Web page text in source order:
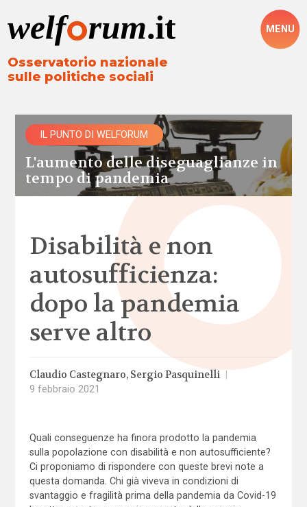
Osservatorio nazionale
sulle politiche sociali
MENU
IL PUNTO DI WELFORUM
L'aumento delle diseguaglianze in
tempo di pandemia
Disabilità e non
autosufficienza:
dopo la pandemia
serve altro
Claudio Castegnaro Sergio Pasquinelli
9 febbraio 2021
Quali conseguenze ha finora prodotto la pandemia
sulla popolazione con disabilità e non autosufficiente?
Ci proponiamo di rispondere con queste brevi note a
questa domanda. Chi già viveva in condizioni di
svantaggio e fragilità prima della pandemia da Covid-19